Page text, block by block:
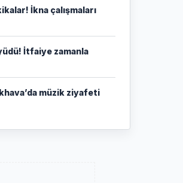
İkna çalışmaları
İtfaiye zamanla
müzik ziyafeti